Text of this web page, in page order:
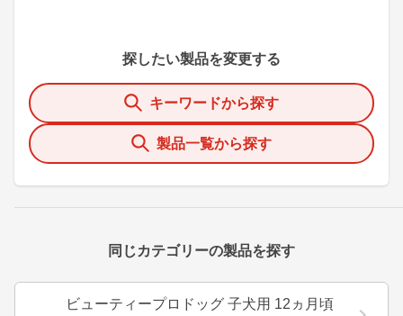
探したい製品を変更する
キーワードから探す
製品一覧から探す
同じカテゴリーの製品を探す
ビューティープロドッグ 子犬用 12ヵ月頃